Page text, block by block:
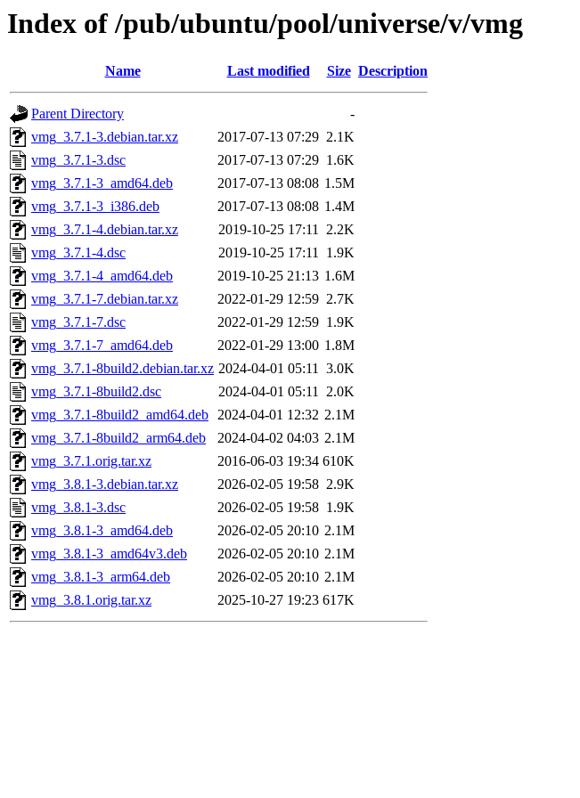
Index of /pub/ubuntu/pool/universe/v/vmg
Name Last modified Size Description
Parent Directory
-
vmg_3.7.1-3.debian.tar.xz
2017-07-13 07:29 2.1K
vmg_3.7.1-3.dsc
2017-07-13 07:29 1.6K
vmg_3.7.1-3_amd64.deb
2017-07-13 08:08 1.5M
vmg_3.7.1-3_i386.deb
2017-07-13 08:08 1.4M
vmg_3.7.1-4.debian.tar.xz
2019-10-25 17:11 2.2K
vmg_3.7.1-4.dsc
2019-10-25 17:11 1.9K
vmg_3.7.1-4_amd64.deb
2019-10-25 21:13 1.6M
vmg_3.7.1-7.debian.tar.xz
2022-01-29 12:59 2.7K
vmg_3.7.1-7.dsc
2022-01-29 12:59 1.9K
vmg_3.7.1-7_amd64.deb
2022-01-29 13:00 1.8M
vmg_3.7.1-8build2.debian.tar.xz 2024-04-01 05:11 3.0K
vmg_3.7.1-8build2.dsc
2024-04-01 05:11 2.0K
vmg_3.7.1-8build2_amd64.deb 2024-04-01 12:32 2.1M
vmg_3.7.1-8build2_arm64.deb
2024-04-02 04:03 2.1M
vmg_3.7.1.orig.tar.xz
2016-06-03 19:34 610K
vmg_3.8.1-3.debian.tar.xz
2026-02-05 19:58 2.9K
vmg_3.8.1-3.dsc
2026-02-05 19:58 1.9K
vmg_3.8.1-3_amd64.deb
2026-02-05 20:10 2.1M
vmg_3.8.1-3_amd64v3.deb
2026-02-05 20:10 2.1M
vmg_3.8.1-3_arm64.deb
2026-02-05 20:10 2.1M
vmg_3.8.1.orig.tar.xz
2025-10-27 19:23 617K